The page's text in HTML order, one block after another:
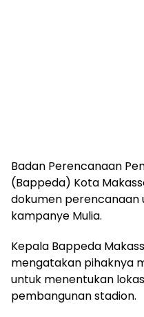
Badan Perencanaan
(Bappeda) Kota
dokumen perencanaan
kampanye Mulia.
Kepala Bappeda
mengatakan pihaknya
untuk menentukan
pembangunan stadion.